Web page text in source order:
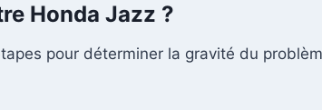
Honda Jazz ?
pour déterminer la gravité du